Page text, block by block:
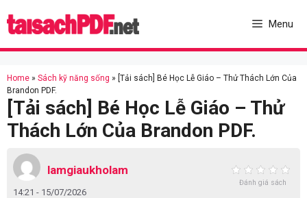
to
Menu
Home » Sách kỹ năng sống » [Tải sách] Bé Học Lễ Giáo – Thử Thách Lớn Của
Brandon PDF.
[Tải sách] Bé Học Lễ Giáo – Thử
Thách Lớn Của Brandon PDF.
lamgiaukholam
14:21 - 15/07/2026
Đánh giá sách